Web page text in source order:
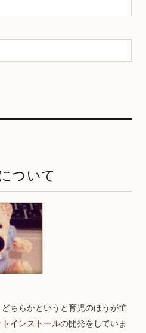
ついて
ちらかというと育児のほうが忙
トインストールの開発をしていま